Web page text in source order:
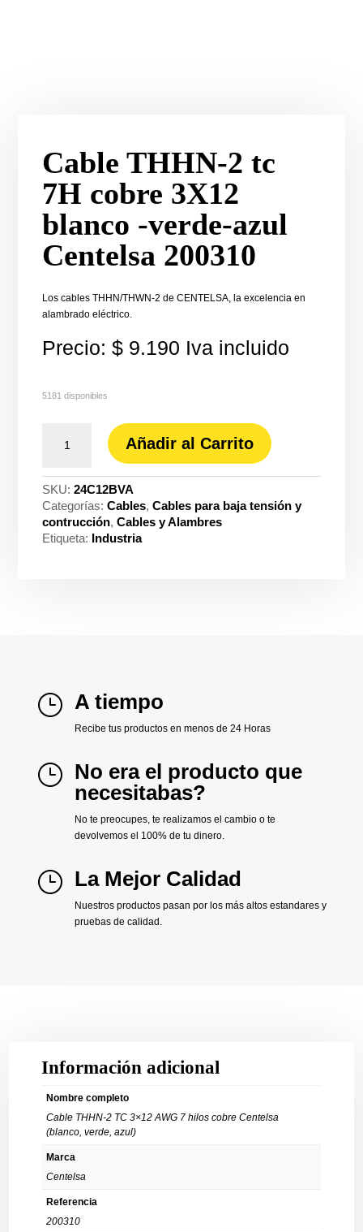
Cable THHN-2 tc
7H cobre 3X12
blanco -verde-azul
Centelsa 200310
Los cables THHN/THWN-2 de CENTELSA, la excelencia en
alambrado eléctrico.
Precio:$ 9.190 Iva incluido
5181 disponibles
THHN-
tc
7H
cobre
3X12
blanco
Añadir al Carrito
SKU:24C12BVA
Categorías:Cables,Cables para baja tensión y
contrucción,Cables y Alambres
Etiqueta: Industria
} A tiempo
Recibe tus productos en menos de 24 Horas
} No era el producto que
necesitabas?
No te preocupes, te realizamos el cambio o te
devolvemos el 100% de tu dinero.
} La Mejor Calidad
Nuestros productos pasan por los más altos estandares y
pruebas de calidad.
Información adicional
Nombre completo
Cable THHN-2 TC 3×12 AWG 7 hilos cobre Centelsa
(blanco, verde, azul)
Marca
Centelsa
Referencia
200310